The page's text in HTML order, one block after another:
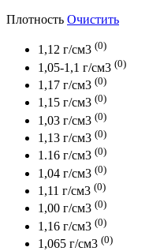
Плотность Очистить
1,12 г/см3 (0)
1,05-1,1 г/см3 (0)
1,17 г/см3 (0)
1,15 г/см3 (0)
1,03 г/см3 (0)
1,13 г/см3 (0)
1.16 г/см3 (0)
1,04 г/см3 (0)
1,11 г/см3 (0)
1,00 г/см3 (0)
1,16 г/см3 (0)
1,065 г/см3 (0)